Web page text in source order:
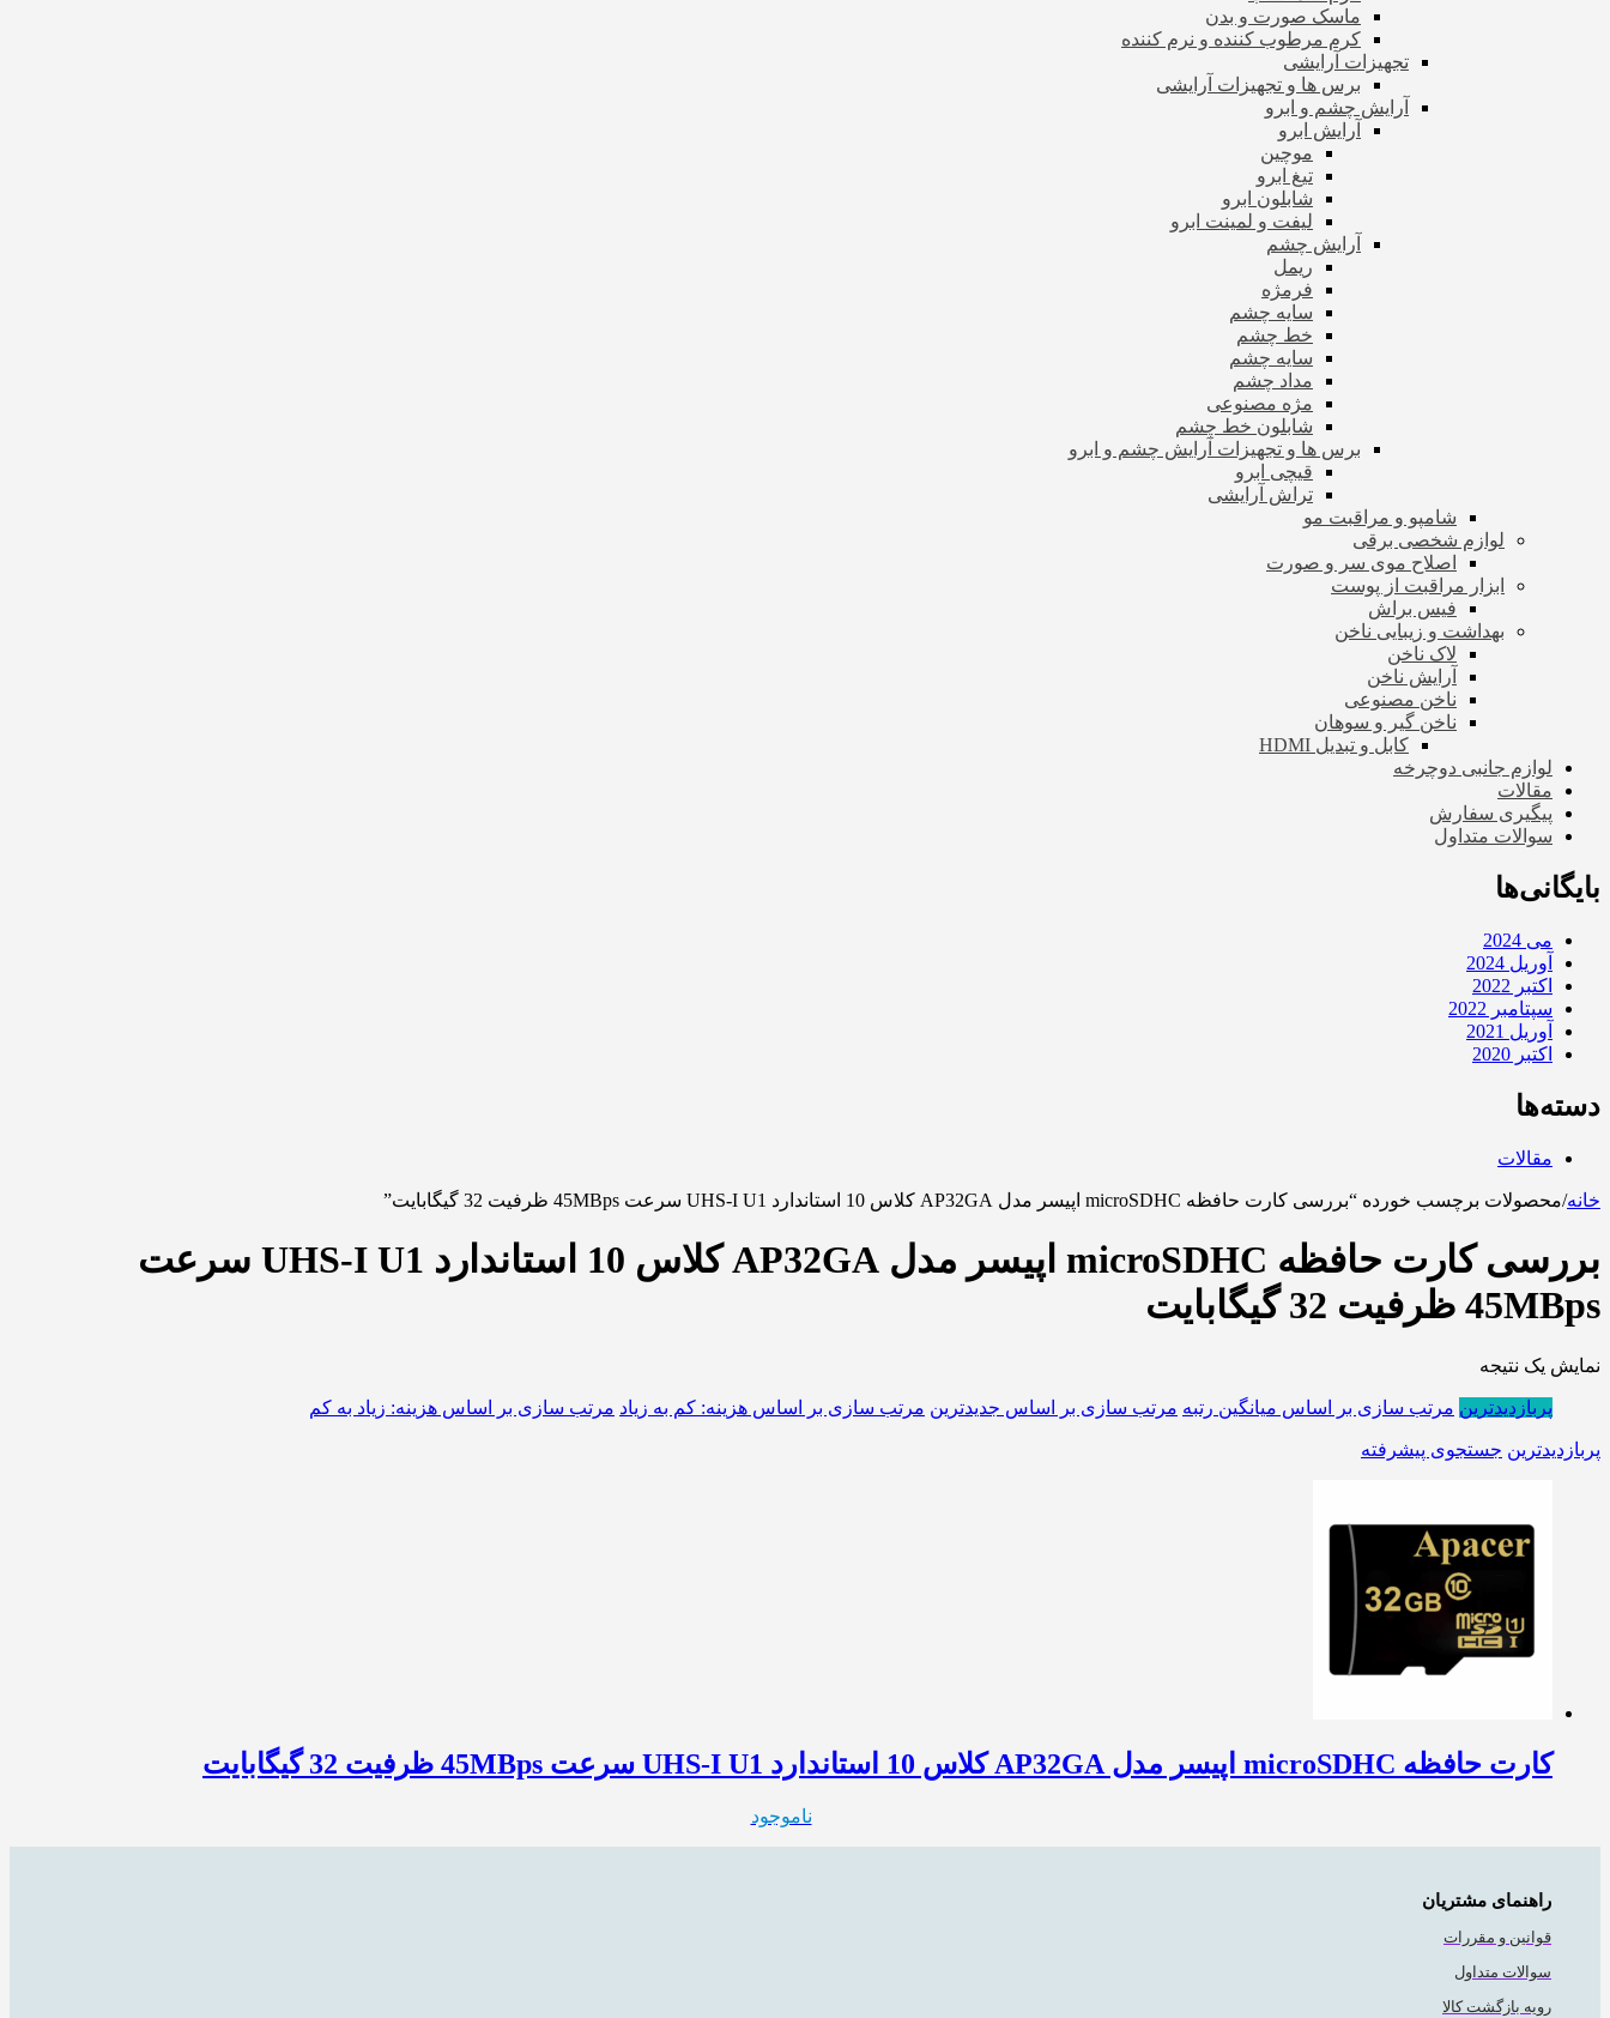
ماسک صورت و بدن
کرم مرطوب کننده و نرم کننده
تجهیزات آرایشی
برس ها و تجهیزات آرایشی
آرایش چشم و ابرو
آرایش ابرو
موچین
تیغ ابرو
شابلون ابرو
لیفت و لمینت ابرو
آرایش چشم
ریمل
فرمژه
سایه چشم
خط چشم
سایه چشم
مداد چشم
مژه مصنوعی
شابلون خط چشم
برس ها و تجهیزات آرایش چشم و ابرو
قیچی ابرو
تراش آرایشی
شامپو و مراقبت مو
لوازم شخصی برقی
اصلاح موی سر و صورت
ابزار مراقبت از پوست
فیس براش
بهداشت و زیبایی ناخن
لاک ناخن
آرایش ناخن
ناخن مصنوعی
ناخن گیر و سوهان
کابل و تبدیل HDMI
لوازم جانبی دوچرخه
مقالات
پیگیری سفارش
سوالات متداول
بایگانی‌ها
می 2024
آوریل 2024
اکتبر 2022
سپتامبر 2022
آوریل 2021
اکتبر 2020
دسته‌ها
مقالات
خانه/محصولات برچسب خورده “بررسی کارت حافظه microSDHC اپیسر مدل AP32GA کلاس 10 استاندارد UHS-I U1 سرعت 45MBps ظرفیت 32 گیگابایت”
بررسی کارت حافظه microSDHC اپیسر مدل AP32GA کلاس 10 استاندارد UHS-I U1 سرعت
45MBps ظرفیت 32 گیگابایت
نمایش یک نتیجه
پربازدیدترین مرتب سازی بر اساس میانگین رتبه مرتب سازی بر اساس جدیدترین مرتب سازی بر اساس هزینه: کم به زیاد مرتب سازی بر اساس هزینه: زیاد به کم
پربازدیدترین جستجوی پیشرفته
کارت حافظه microSDHC اپیسر مدل AP32GA کلاس 10 استاندارد UHS-I U1 سرعت 45MBps ظرفیت 32 گیگابایت
ناموجود
راهنمای مشتریان
قوانین و مقررات
سوالات متداول
رویه بازگشت کالا